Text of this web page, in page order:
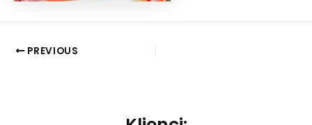
PREVIOUS